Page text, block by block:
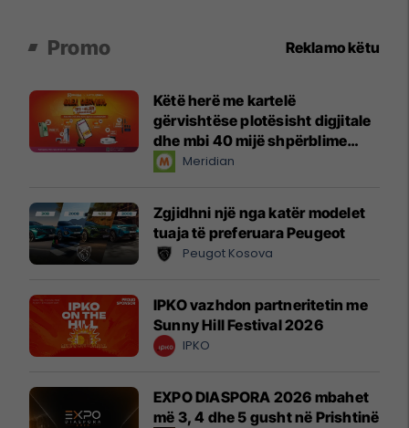
Promo Reklamo këtu
Këtë herë me kartelë
gërvishtëse plotësisht digjitale
dhe mbi 40 mijë shpërblime
instant!Meridian
Zgjidhni një nga katër modelet
tuaja të preferuara Peugeot
Peugot Kosova
IPKO vazhdon partneritetin me
Sunny Hill Festival 2026
IPKO
EXPO DIASPORA 2026 mbahet
më 3, 4 dhe 5 gusht në Prishtinë